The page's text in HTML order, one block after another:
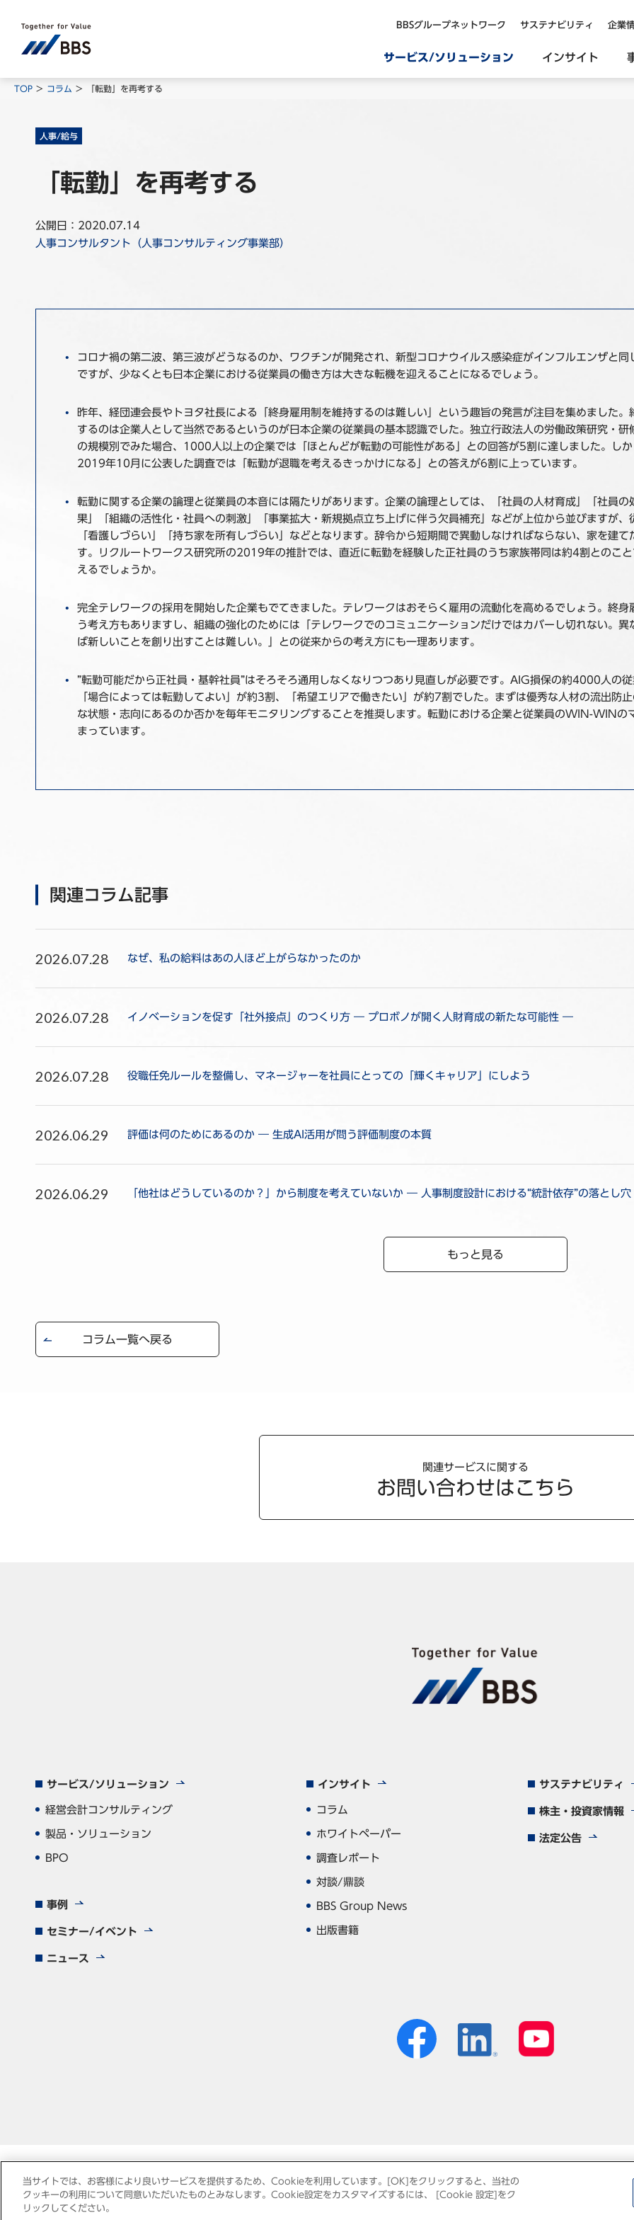
BBSグループネットワーク サステナビリティ 企業
サービス/ソリューション インサイト
TOP コラム 「転勤」を再考する
人事/給与
「転勤」を再考する
公開日：2020.07.14
人事コンサルタント（人事コンサルティング事業部）
コロナ禍の第二波、第三波がどうなるのか、ワクチンが開発され、新型コロナウイルス感染症がインフルエンザと
ですが、少なくとも日本企業における従業員の働き方は大きな転機を迎えることになるでしょう。
昨年、経団連会長やトヨタ社長による「終身雇用制を維持するのは難しい」という趣旨の発言が注目を集めました
するのは企業人として当然であるというのが日本企業の従業員の基本認識でした。独立行政法人の労働政策研究・
の規模別でみた場合、1000人以上の企業では「ほとんどが転勤の可能性がある」との回答が5割に達しました。し
2019年10月に公表した調査では「転勤が退職を考えるきっかけになる」との答えが6割に上っています。
転勤に関する企業の論理と従業員の本音には隔たりがあります。企業の論理としては、「社員の人材育成」「社員
果」「組織の活性化・社員への刺激」「事業拡大・新規拠点立ち上げに伴う欠員補充」などが上位から並びますが
「看護しづらい」「持ち家を所有しづらい」などとなります。辞令から短期間で異動しなければならない、家を建
す。リクルートワークス研究所の2019年の推計では、直近に転勤を経験した正社員のうち家族帯同は約4割とのこ
えるでしょうか。
完全テレワークの採用を開始した企業もでてきました。テレワークはおそらく雇用の流動化を高めるでしょう。終
う考え方もありますし、組織の強化のためには「テレワークでのコミュニケーションだけではカバーし切れない。
ば新しいことを創り出すことは難しい。」との従来からの考え方にも一理あります。
”転勤可能だから正社員・基幹社員”はそろそろ通用しなくなりつつあり見直しが必要です。AIG損保の約4000人の
「場合によっては転勤してよい」が約3割、「希望エリアで働きたい」が約7割でした。まずは優秀な人材の流出防
な状態・志向にあるのか否かを毎年モニタリングすることを推奨します。転勤における企業と従業員のWIN-WINの
まっています。
関連コラム記事
2026.07.28 なぜ、私の給料はあの人ほど上がらなかったのか
2026.07.28 イノベーションを促す「社外接点」のつくり方 ― プロボノが開く人財育成の新たな可能性 ―
2026.07.28 役職任免ルールを整備し、マネージャーを社員にとっての「輝くキャリア」にしよう
2026.06.29 評価は何のためにあるのか ― 生成AI活用が問う評価制度の本質
2026.06.29 「他社はどうしているのか？」から制度を考えていないか ― 人事制度設計における“統計依存”の落とし
もっと見る
コラム一覧へ戻る
関連サービスに関する
お問い合わせはこちら
サービス/ソリューション
経営会計コンサルティング
製品・ソリューション
BPO
事例
セミナー/イベント
ニュース
インサイト
コラム
ホワイトペーパー
調査レポート
対談/鼎談
BBS Group News
出版書籍
サステナビリティ
株主・投資家情報
法定公告
当サイトでは、お客様により良いサービスを提供するため、Cookieを利用しています。[OK]をクリックすると、当社の
クッキーの利用について同意いただいたものとみなします。Cookie設定をカスタマイズするには、 [Cookie 設定]をク
リックしてください。